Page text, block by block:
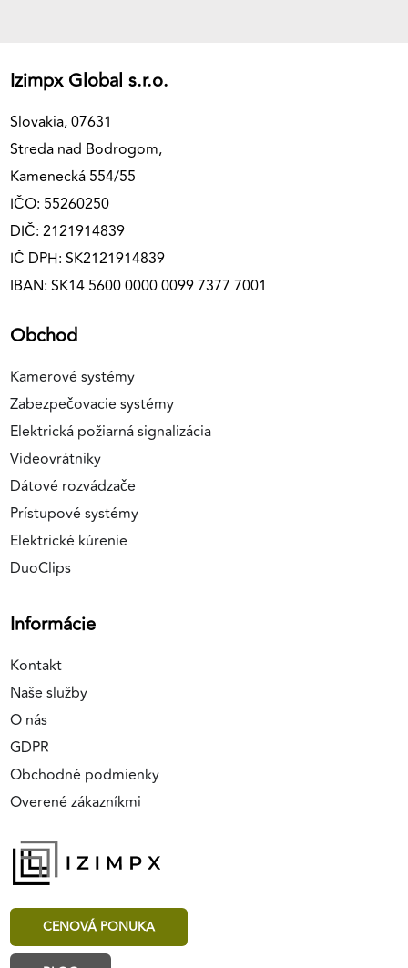
Izimpx Global s.r.o.
Slovakia, 07631
Streda nad Bodrogom,
Kamenecká 554/55
IČO: 55260250
DIČ: 2121914839
IČ DPH: SK2121914839
IBAN: SK14 5600 0000 0099 7377 7001
Obchod
Kamerové systémy
Zabezpečovacie systémy
Elektrická požiarná signalizácia
Videovrátniky
Dátové rozvádzače
Prístupové systémy
Elektrické kúrenie
DuoClips
Informácie
Kontakt
Naše služby
O nás
GDPR
Obchodné podmienky
Overené zákazníkmi
CENOVÁ PONUKA